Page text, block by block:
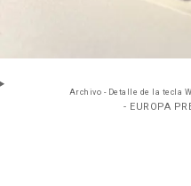
Archivo - Detalle de la tecla
- EUROPA